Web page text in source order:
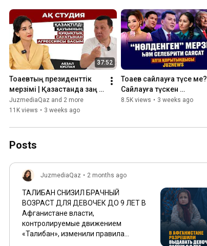
37:52
Тоқаевтың президенттік
мерзімі | Қазақстанда заң
неге бәріне бірдей емес? |
Абзал Құспан | Ақ студия
JuzmediaQaz and 2 more
11K views • 3 weeks ago
Тоқаев сайлауға түсе ме?
Сайлауға түскен
жұлдыздар | Juznews |
8.5K views • 3 weeks ago
Posts
JuzmediaQaz • 2 months ago
ТАЛИБАН СНИЗИЛ БРАЧНЫЙ
ВОЗРАСТ ДЛЯ ДЕВОЧЕК ДО 9 ЛЕТ В
Афганистане власти,
контролируемые движением
«Талибан», изменили правила